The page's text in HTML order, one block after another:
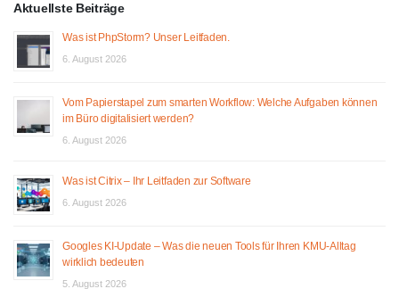
Aktuellste Beiträge
Was ist PhpStorm? Unser Leitfaden.
6. August 2026
Vom Papierstapel zum smarten Workflow: Welche Aufgaben können
im Büro digitalisiert werden?
6. August 2026
Was ist Citrix – Ihr Leitfaden zur Software
6. August 2026
Googles KI-Update – Was die neuen Tools für Ihren KMU-Alltag
wirklich bedeuten
5. August 2026